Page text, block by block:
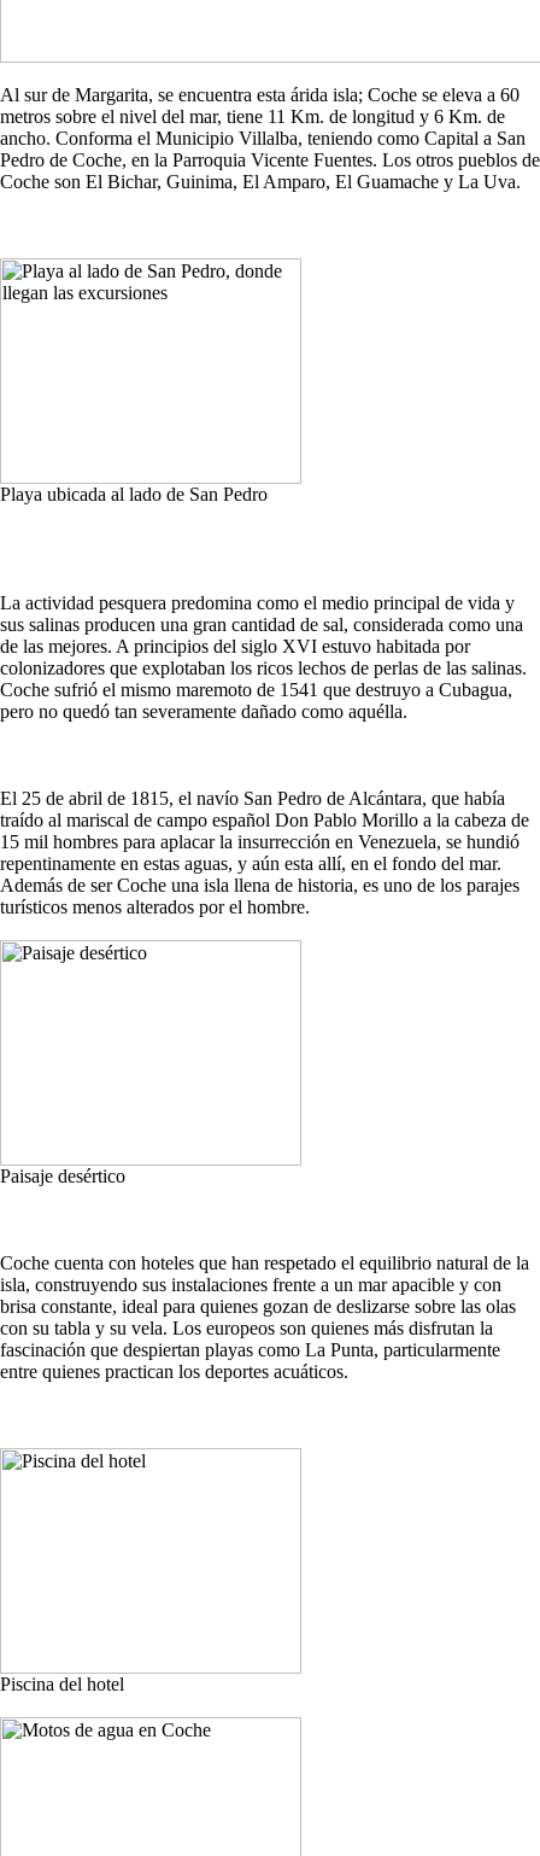
Al sur de Margarita, se encuentra esta árida isla; Coche se eleva a 60
metros sobre el nivel del mar, tiene 11 Km. de longitud y 6 Km. de
ancho. Conforma el Municipio Villalba, teniendo como Capital a San
Pedro de Coche, en la Parroquia Vicente Fuentes. Los otros pueblos de
Coche son El Bichar, Guinima, El Amparo, El Guamache y La Uva.
Playa ubicada al lado de San Pedro
La actividad pesquera predomina como el medio principal de vida y
sus salinas producen una gran cantidad de sal, considerada como una
de las mejores. A principios del siglo XVI estuvo habitada por
colonizadores que explotaban los ricos lechos de perlas de las salinas.
Coche sufrió el mismo maremoto de 1541 que destruyo a Cubagua,
pero no quedó tan severamente dañado como aquélla.
El 25 de abril de 1815, el navío San Pedro de Alcántara, que había
traído al mariscal de campo español Don Pablo Morillo a la cabeza de
15 mil hombres para aplacar la insurrección en Venezuela, se hundió
repentinamente en estas aguas, y aún esta allí, en el fondo del mar.
Además de ser Coche una isla llena de historia, es uno de los parajes
turísticos menos alterados por el hombre.
Paisaje desértico
Coche cuenta con hoteles que han respetado el equilibrio natural de la
isla, construyendo sus instalaciones frente a un mar apacible y con
brisa constante, ideal para quienes gozan de deslizarse sobre las olas
con su tabla y su vela. Los europeos son quienes más disfrutan la
fascinación que despiertan playas como La Punta, particularmente
entre quienes practican los deportes acuáticos.
Piscina del hotel